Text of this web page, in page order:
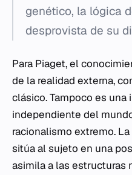
genético, la lógica
desprovista de su
Para Piaget, el
de la realidad externa,
clásico. Tampoco es
independiente del
racionalismo extremo.
sitúa al sujeto en una
asimila a las estructuras